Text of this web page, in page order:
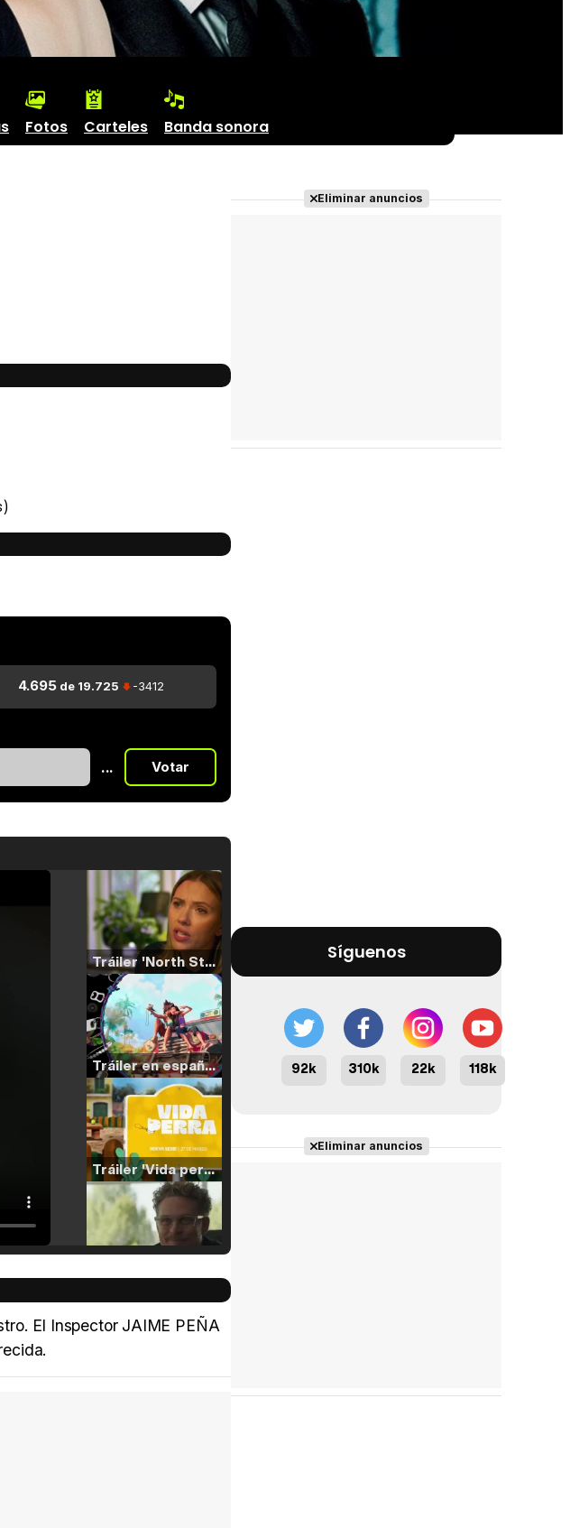
Fotos Carteles Banda sonora
4.695de 19.725 -3412
... Votar
Tráiler 'North Star' (2023)
Tráiler en español de 'La isla olvidada'
Tráiler 'Vida perra' (2026)
Tráiler en español 'Outcome' (2026)
El Inspector JAIME PEÑA
Eliminar anuncios
Síguenos
92k 310k 22k 118k
Eliminar anuncios